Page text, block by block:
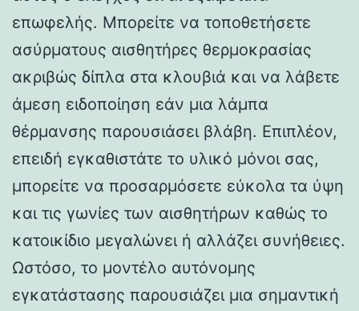
επωφελής. Μπορείτε να τοποθετήσετε
ασύρματους αισθητήρες θερμοκρασίας
ακριβώς δίπλα στα κλουβιά και να λάβετε
άμεση ειδοποίηση εάν μια λάμπα
θέρμανσης παρουσιάσει βλάβη. Επιπλέον,
επειδή εγκαθιστάτε το υλικό μόνοι σας,
μπορείτε να προσαρμόσετε εύκολα τα ύψη
και τις γωνίες των αισθητήρων καθώς το
κατοικίδιο μεγαλώνει ή αλλάζει συνήθειες.
Ωστόσο, το μοντέλο αυτόνομης
εγκατάστασης παρουσιάζει μια σημαντική